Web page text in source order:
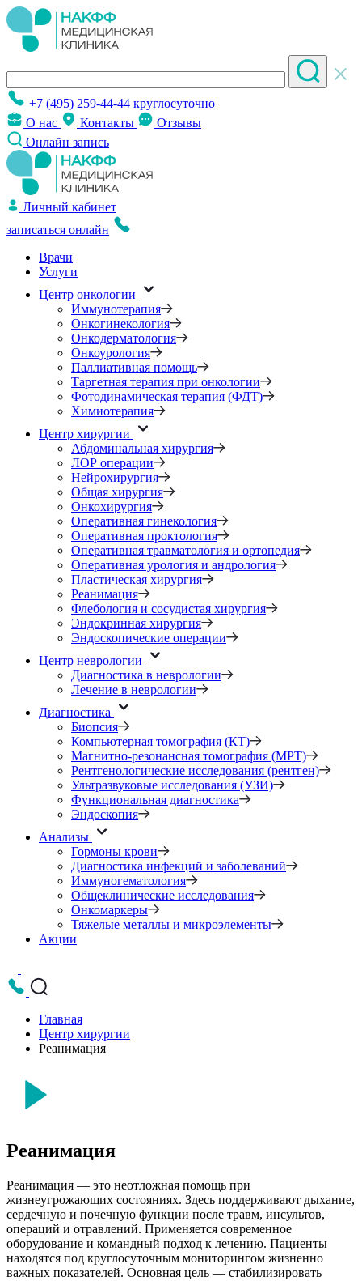
+7 (495) 259-44-44 круглосуточно
О нас
Контакты
Отзывы
Онлайн запись
Личный кабинет
записаться онлайн
Врачи
Услуги
Центр онкологии
Иммунотерапия
Онкогинекология
Онкодерматология
Онкоурология
Паллиативная помощь
Таргетная терапия при онкологии
Фотодинамическая терапия (ФДТ)
Химиотерапия
Центр хирургии
Абдоминальная хирургия
ЛОР операции
Нейрохирургия
Общая хирургия
Онкохирургия
Оперативная гинекология
Оперативная проктология
Оперативная травматология и ортопедия
Оперативная урология и андрология
Пластическая хирургия
Реанимация
Флебология и сосудистая хирургия
Эндокринная хирургия
Эндоскопические операции
Центр неврологии
Диагностика в неврологии
Лечение в неврологии
Диагностика
Биопсия
Компьютерная томография (КТ)
Магнитно-резонансная томография (МРТ)
Рентгенологические исследования (рентген)
Ультразвуковые исследования (УЗИ)
Функциональная диагностика
Эндоскопия
Анализы
Гормоны крови
Диагностика инфекций и заболеваний
Иммуногематология
Общеклинические исследования
Онкомаркеры
Тяжелые металлы и микроэлементы
Акции
Главная
Центр хирургии
Реанимация
Реанимация
Реанимация — это неотложная помощь при
жизнеугрожающих состояниях. Здесь поддерживают дыхание,
сердечную и почечную функции после травм, инсультов,
операций и отравлений. Применяется современное
оборудование и командный подход к лечению. Пациенты
находятся под круглосуточным мониторингом жизненно
важных показателей. Основная цель — стабилизировать